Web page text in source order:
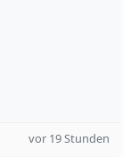
vor 19 Stunden